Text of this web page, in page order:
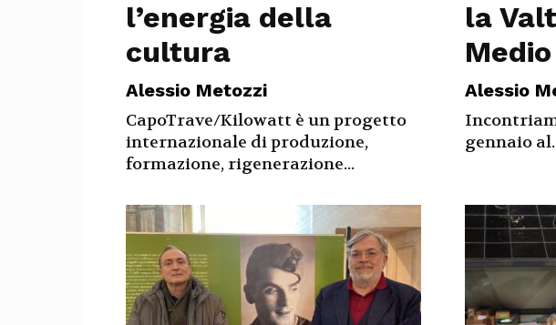
l’energia della
cultura
Alessio Metozzi
CapoTrave/Kilowatt è un progetto
internazionale di produzione,
formazione, rigenerazione...
la
Alessio
gennaio